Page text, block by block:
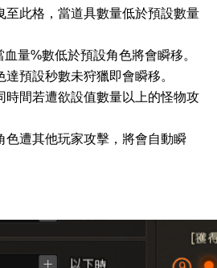
此格，當道具數量低於預設數量
量%數低於預設角色將會瞬移。
預設秒數未狩獵即會瞬移。
間若遭欲設值數量以上的怪物攻
遭其他玩家攻擊，將會自動瞬